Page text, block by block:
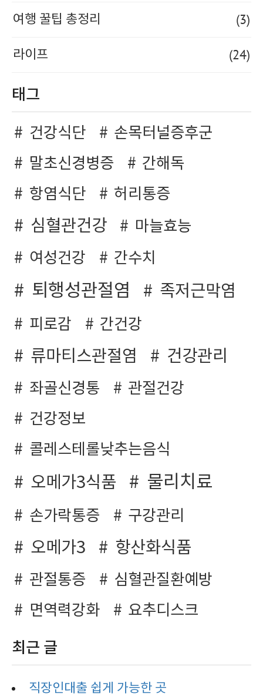
여행 꿀팁 총정리 (3)
라이프 (24)
태그
건강식단
손목터널증후군
말초신경병증
간해독
항염식단
허리통증
심혈관건강
마늘효능
여성건강
간수치
퇴행성관절염 족저근막염
피로감 간건강
류마티스관절염 건강관리
좌골신경통
관절건강
건강정보
콜레스테롤낮추는음식
오메가3식품 물리치료
손가락통증 구강관리
오메가3 항산화식품
관절통증
심혈관질환예방
면역력강화
요추디스크
최근 글
직장인대출 쉽게 가능한 곳